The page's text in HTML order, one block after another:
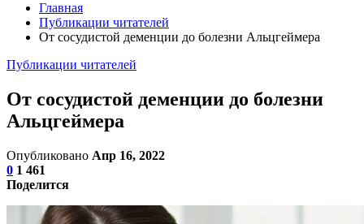
Главная
Публикации читателей
От сосудистой деменции до болезни Альцгеймера
Публикации читателей
От сосудистой деменции до болезни
Альцгеймера
Опубликовано Апр 16, 2022
0 1 461
Поделится